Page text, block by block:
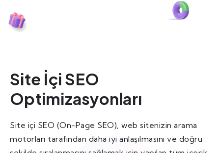
Site İçi SEO
Optimizasyonları
Site içi SEO (On-Page SEO), web sitenizin arama
motorları tarafından daha iyi anlaşılmasını ve doğru